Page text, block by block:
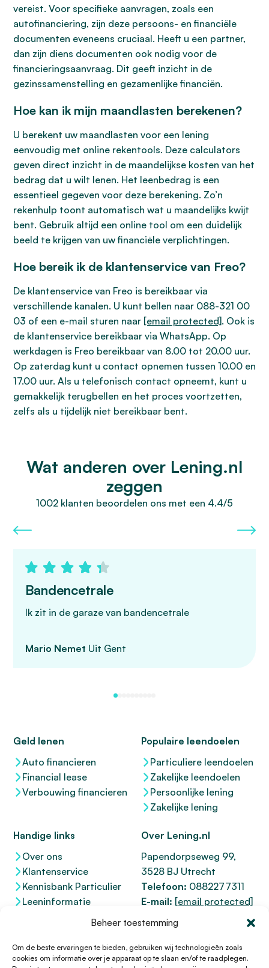
Beheer toestemming
Om de beste ervaringen te bieden, gebruiken wij technologieën zoals
cookies om informatie over je apparaat op te slaan en/of te raadplegen.
vereist. Voor specifieke aanvragen, zoals een
autofinanciering, zijn deze persoons- en financiële
documenten eveneens cruciaal. Heeft u een partner,
dan zijn diens documenten ook nodig voor de
financieringsaanvraag. Dit geeft inzicht in de
gezinssamenstelling en gezamenlijke financiën.
Hoe kan ik mijn maandlasten berekenen?
U berekent uw maandlasten voor een lening
eenvoudig met online rekentools. Deze calculators
geven direct inzicht in de maandelijkse kosten van het
bedrag dat u wilt lenen. Het leenbedrag is een
essentieel gegeven voor deze berekening. Zo’n
rekenhulp toont automatisch wat u maandelijks kwijt
bent. Gebruik altijd een online tool om een duidelijk
beeld te krijgen van uw financiële verplichtingen.
Hoe bereik ik de klantenservice van Freo?
De klantenservice van Freo is bereikbaar via
verschillende kanalen. U kunt bellen naar 088-321 00
03 of een e-mail sturen naar [email protected]. Ook is
de klantenservice bereikbaar via WhatsApp. Op
werkdagen is Freo bereikbaar van 8.00 tot 20.00 uur.
Op zaterdag kunt u contact opnemen tussen 10.00 en
17.00 uur. Als u telefonisch contact opneemt, kunt u
gemakkelijk terugbellen en het proces voortzetten,
zelfs als u tijdelijk niet bereikbaar bent.
Wat anderen over Lening.nl
zeggen
1002 klanten beoordelen ons met een 4.4/5
Bandencetrale
Ik zit in de garaze van bandencetrale
Mario Nemet Uit Gent
Geld lenen
Auto financieren
Financial lease
Verbouwing financieren
Populaire leendoelen
Particuliere leendoelen
Zakelijke leendoelen
Persoonlijke lening
Zakelijke lening
Handige links
Over ons
Klantenservice
Kennisbank Particulier
Leeninformatie
Over Lening.nl
Papendorpseweg 99,
3528 BJ Utrecht
Telefoon: 0882277311
E-mail: [email protected]
KvK 76100200
12047091
Kifid 300.017942